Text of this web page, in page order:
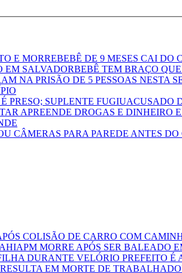
BEBÊ DE 9 MESES CAI DO
BEBÊ TEM BRAÇO
ACUSADO
COLISÃO DE CARRO COM
PM MORRE APÓS SER BALEADO
PREFEITO É